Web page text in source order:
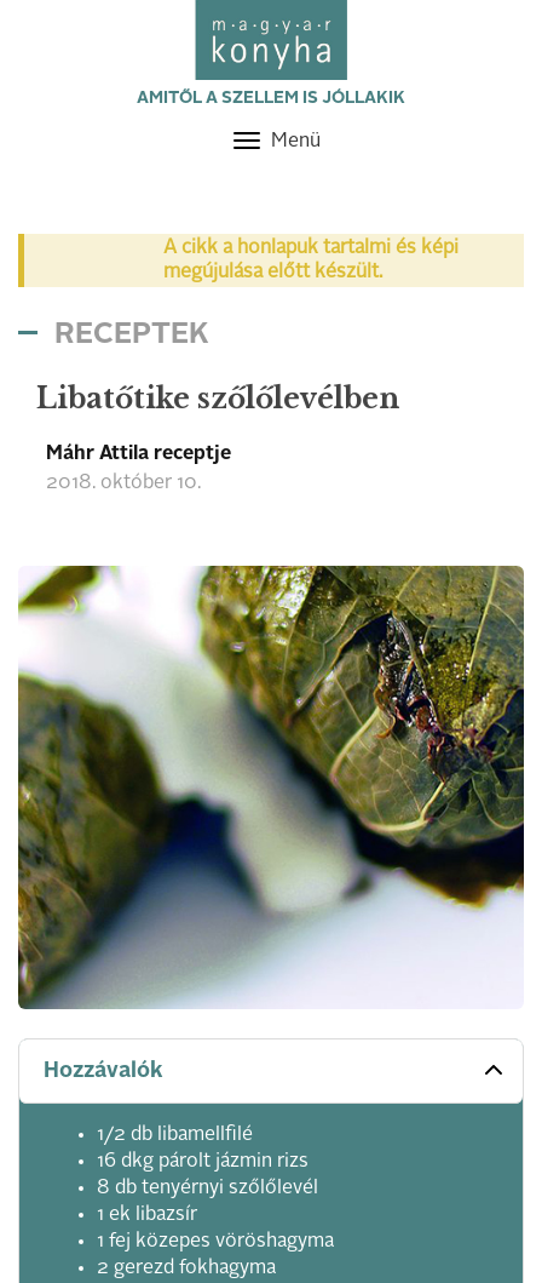
AMITŐL A SZELLEM IS JÓLLAKIK
Toggle
Menü
A cikk a honlapuk tartalmi és képi
megújulása előtt készült.
RECEPTEK
Libatőtike szőlőlevélben
Máhr Attila receptje
2018. október 10.
Hozzávalók
1/2 db libamellfilé
16 dkg párolt jázmin rizs
8 db tenyérnyi szőlőlevél
1 ek libazsír
1 fej közepes vöröshagyma
2 gerezd fokhagyma